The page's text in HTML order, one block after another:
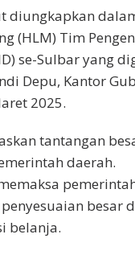
diungkapkan
(HLM) Tim
se-Sulbar yang
Depu, Kantor
2025.
tantangan
daerah.
besar
belanja.